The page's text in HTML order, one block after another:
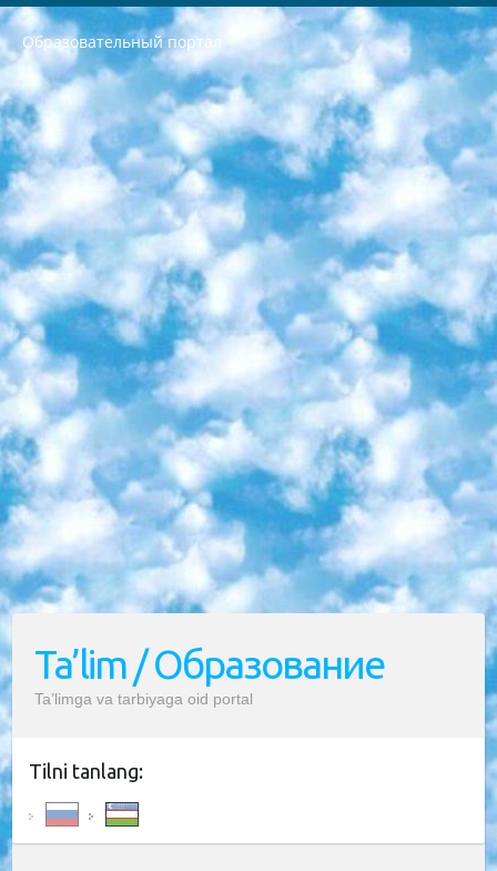
Образовательный портал
РЕСПУБЛИКА УЗБЕКИСТАН МИНИСТРЕРСТВО ДОШКОЛЬНОГО И ШКОЛЬНОГО ОБРАЗОВАНИЯ КОМАНДА в общеобразовательных учреждениях в 2023-2024 учебном году организация и проведение итоговой государственной аттестации обучающихся о Министра дошкольного и школьного образования Республики Узбекистан от 4 марта 2008 года (постановлением Минюста от 20 марта 2008 года № 1778 государственной регистрации) «Итоговое состояние учащихся общего среднего образования на основании положения об утверждении положения об аттестации общего среднего образования выпускной экзамен студентов в образовательных учреждениях в 2023-2024 учебном году В целях организации и прохождения аттестации приказываю: 1. Следующее: перечень предметов, по которым будет проводиться итоговая государственная аттестация и экзамен формы перевода согласно приложению 1; сертификаты международного образца, оценивающие уровень владения иностранными языками перечень согласно приложению 2; 2. Педагогический при специализированных образовательных учреждениях. научно-практический центр квалификации и международной оценки (Д.Давидова) 2024 г. До 25 марта: задания по предметам, по которым будет проводиться итоговая аттестация разработка и утверждение технических условий; итоговая аттестация на основании разработанного предметного задания разработка вопросов по предметам (устно и письменно), экзамен передача; общеобразовательные средние школы и специальные учебные заведения учащиеся выпускных классов школ и интернатов в агентской системе подготовка базы данных экзаменационных материалов и критериев оценки; перевод базы экзаменационных материалов на все языки обучения подать в Республиканский образовательный центр для изготовления; варианты экзаменов на основе разработанных контрольных материалов пусть будут поставлены задачи формирования. 3. Республиканский образовательный центр (Ш.Худайкулов) до 5 апреля 2024 года. до: база данных предоставленных экзаменационных материалов на все языки обучения перевод и экспертиза; для слепых, слабовидящих, глухих, слабослышащих и умственно отсталых детей учащиеся выпускных классов специализированных школ и школ-интернатов база данных экзаменационных материалов на всех преподаваемых языках подготовка критериев оценки; специализированные школы для умственно отсталых детей и технологии для учащихся выпускных классов школ-интернатов разработка соответствующих рекомендаций и критериев проведения ЕГЭ по естествознанию давать задания. 4. Педагогический при специализированных образовательных учреждениях. Научно-практический центр навыков и международной оценки (Д.Давидова), Республика образовательный центр (Худайкулов Ш.) итоговый государственный аттестационный экзамен ориентирован на творческое и логическое мышление при подготовке базы материалов учитывать введение заданий. 5. Следует отметить, что: сертификат государственного образца о знании общеобразовательного предмета и как минимум национальный уровень B1 по предметам на иностранных языках, указанным в Приложении 2. или международно признанный сертификат эквивалентного уровня студенты, изучающие определенный предмет, освобождаются от экзамена; по соответствующим предметам запланирована итоговая государственная аттестация за день до дня, путем жеребьевки Рабочей группой (в письменной форме по предметам, проводимым в форме) из числа сформированных вариантов выбрано 2 варианта; 2 выбранных варианта экзамена анонсированы на официальном сайте министерства и все выпускники по всей стране на основе этих вариантов проводит итоговую государственную аттестацию. 6. Государственное образование учащихся средних общеобразовательных учреждений. знания в соответствии с квалификационными требованиями, которые необходимо приобрести на основании стандартов итоговый (выпускной) контроль для 9 и 11 классов в целях тестирования Экзамены (далее – экзамены) состоят из предметов, перечисленных в приложении 1. будет сделано. 7. Экзамены пройдут с 26 мая по 15 июня 2024 г. (кроме науки физического воспитания). 8. Физическая для учащихся 9 классов общесредних образовательных учреждений. Экзамены по предмету «Образование, квалификация медицина» 1-6 мая 2024 года. сотрудники перевести под присмотр (с отклонениями в физическом или умственном развитии) специализированная школа для детей, школы-интернаты и со сколиозом школы-интернаты санаторного типа для больных детей исключены). 9. Он был слепым, слабовидящим и имел нарушения опорно-двигательного аппарата. экзамены в специализированных школах и интернатах для детей должны проводиться исходя из требований, предъявляемых к общеобразовательным учреждениям (физкультура кроме науки). 10. Специализированная школа для глухих и слабослышащих детей. и экзамены в интернатах и быть реализован в виде письменного теста по математике. 11. Специальность для умственно отсталых детей. Для 9 класса Родной язык и литературное письмо Государственный язык (язык обучения – узбекский). для неклассов) написано Математическое письмо Письменная/устная история Узбекистана Физическое воспитание практично Итоговый контроль Для 11 класса Написание родного языка и литературы (эссе) Математическое письмо Узбекский язык (обучение на узбекском языке) не посещающее общее среднее образование для учреждений)/Образовательное учреждение выбор письменный и устный Иностранный язык письменный/устный Письменная/устная история Узбекистана *По выбору студента:  Химия  Физика  Основы государственного права  География 10 бесплатных образовательных ресурсов - Мы составили подборку онлайн-проектов с интерактивными упражнениями, видеолекциями и статьями. Они помогут вам обрести новые и освежить старые знания бесплатно. 1. «ИНТУИТ» Старейшая образовательная площадка Рунета. Здесь вы найдёте сотни текстовых и видеокурсов на десятки различных тем — от программирования до психологии. Многие курсы подготовлены российскими университетами и крупными международными компаниями вроде Intel и Microsoft. Самостоятельное обучение бесплатное, но желающие могут оплатить услуги персональных наставников. 2. «Смартия» знакомит с актуальными профессиями и подсказывает, как им обучаться. Выбрав заинтересовавшую вас специальность — SMM-специалист, фотограф, веб-дизайнер или другую, — увидите список необходимых для неё умений. Чтобы вы могли освоить их самостоятельно, для каждого умения площадка отображает подборку ссылок на учебные материалы. Хотя «Смартия» ориентируется на русскоязычную аудиторию, часть контента всё же доступна только на английском. 3. «Лекторий Физтеха» Проект Московского физико-технического института (Физтеха). С его помощью вы можете смотреть онлайн серии лекций, записанные на видео в этом вузе. В числе доступных предметов — физика, биология, химия, информационные технологии и другие. К некоторым лекциям администрация ресурса прилагает готовые конспекты, которые можно скачивать в PDF-формате. 4. ITMOcourses Онлайн-площадка Санкт-Петербургского национального исследовательского университета информационных технологий, механики и оптики (ИТМО). Ресурс предоставляет свободный доступ к курсам, разработанным в этом вузе. Каталог материалов разбит на четыре категории: «Оптические системы и технологии», «Приборостроение и робототехника», «Информационные технологии» и «Биотехнологии». Курсы состоят из видеолекций, интерактивных демонстраций и заданий. 5. «КиберЛенинка» Электронная научная библиотека открытого доступа. Каталог площадки регулярно обрастает текстами статей из различных научных изданий. Сгруппированные по журналам и рубрикам публикации можно читать онлайн или скачивать целиком в PDF-формате. Проект нацелен на популяризацию науки за счёт открытого доступа к качественной информации. 6. «ПостНаука» На этом ресурсе публикуют подборки видеолекций, составленные экспертами из разных отраслей и объединённые общими темами. Среди них, к примеру, есть серии «Биоинформатика и геномика», «Культура средневековой Скандинавии» и Cinema Studies о теории кино. Каждая подборка лекций — логически связанная история, рассказанная экспертом от первого лица. Кроме того, на сайте появляются научно-образовательные статьи и тесты на разные темы. 7. «Newочём» Команда проекта «Newочём» отбирает самые интересные тексты из англоязычных СМИ и переводит те из них, за которые голосуют участники сообщества «ВКонтакте». По большей части это научно-популярные статьи. Редакторы придумывают лишь заголовки, в остальном содержание переводов соответствует оригиналам. Полные тексты можно читать прямо в социальной сети. 8. InternetUrok Онлайн-база материалов по основным дисциплинам школьной программы. Информация на сайте структурирована по классам, предметам и темам (урокам). Каждый урок состоит из видеолекций и конспектов. Есть также интерактивные тренажёры и тесты для закрепления пройденного материала. Даже если вы давно окончили школу, возможность повторить программу старших классов всегда может пригодиться. 9. Edutainme Ещё один ресурс об образовании. В отличие от Newtonew, как мне кажется, Edutainme больше ориентируется на представителей индустрии: педагогов, предпринимателей, разработчиков образовательных проектов. Но и любой, кто просто стремится к саморазвитию, найдёт на сайте много полезного и интересного для себя. Например, информацию о новых курсах и образовательных сервисах. 10. Newtonew Онлайн-медиа об образовании и обучении в широком смысле. Авторы Newtonew пишут об инструментах, заведениях, тактиках и стратегиях, которые помогают учить других и получать новые знания самостоятельно. На этой площадке вы найдёте новости, обзоры, аналитические мат
Ta’lim / Образование
Ta’limga va tarbiyaga oid portal
Tilni tanlang: